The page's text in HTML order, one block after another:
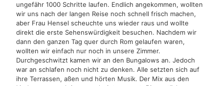
ungefähr 1000 Schritte laufen. Endlich angekommen, wollten
wir uns nach der langen Reise noch schnell frisch machen,
aber Frau Hensel scheuchte uns wieder raus und wollte
direkt die erste Sehenswürdigkeit besuchen. Nachdem wir
dann den ganzen Tag quer durch Rom gelaufen waren,
wollten wir einfach nur noch in unsere Zimmer.
Durchgeschwitzt kamen wir an den Bungalows an. Jedoch
war an schlafen noch nicht zu denken. Alle setzten sich auf
ihre Terrassen, aßen und hörten Musik. Der Mix aus den